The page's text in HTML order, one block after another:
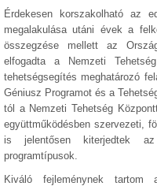
Érdekesen korszakolható az
megalakulása utáni évek a
összegzése mellett az
elfogadta a Nemzeti
tehetségsegítés meghatározó
Géniusz Programot és a
tól a Nemzeti Tehetség
együttműködésben szervezeti,
is jelentősen kiterjedtek az
programtípusok.
Kiváló fejleménynek tartom